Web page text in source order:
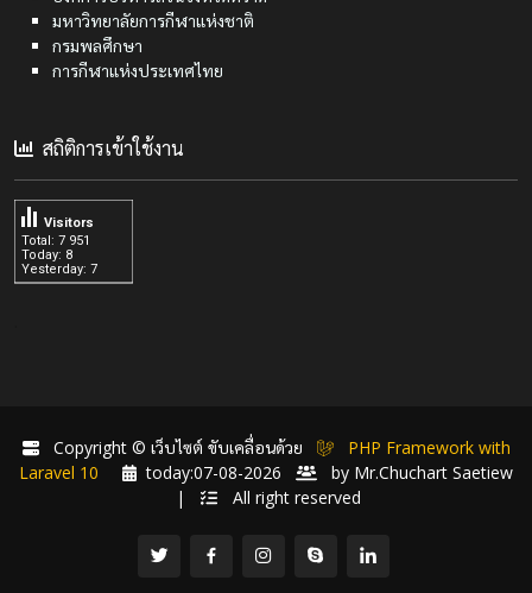
มหาวิทยาลัยการกีฬาแห่งชาติ
กรมพลศึกษา
การกีฬาแห่งประเทศไทย
สถิติการเข้าใช้งาน
Total: 7 951
Today: 8
Yesterday: 7
Visitors
Copyright © เว็บไซต์ ขับเคลื่อนด้วย
PHP Framework with
Laravel 10
today:07-08-2026
by Mr.Chuchart Saetiew
|
All right reserved